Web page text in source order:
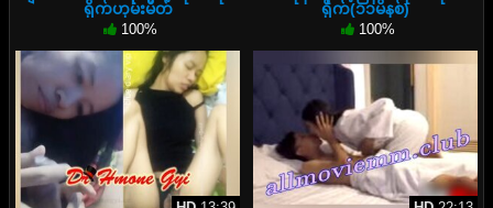
ရိုက်ဟုမ်းမိတ်
100%
ရိုက်(၁၁မိနစ်)
100%